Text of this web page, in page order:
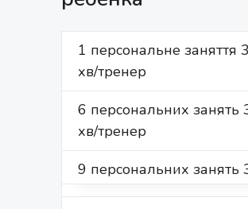
ИМЯ *
1 персональне заняття
хв/тренер
6 персональних занять
хв/тренер
9 персональних занять
хв/тренер